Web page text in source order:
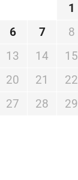
1
6 7 8
13 14 15
20 21 22
27 28 29